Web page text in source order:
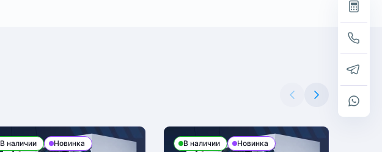
В наличии Новинка В наличии Новинка